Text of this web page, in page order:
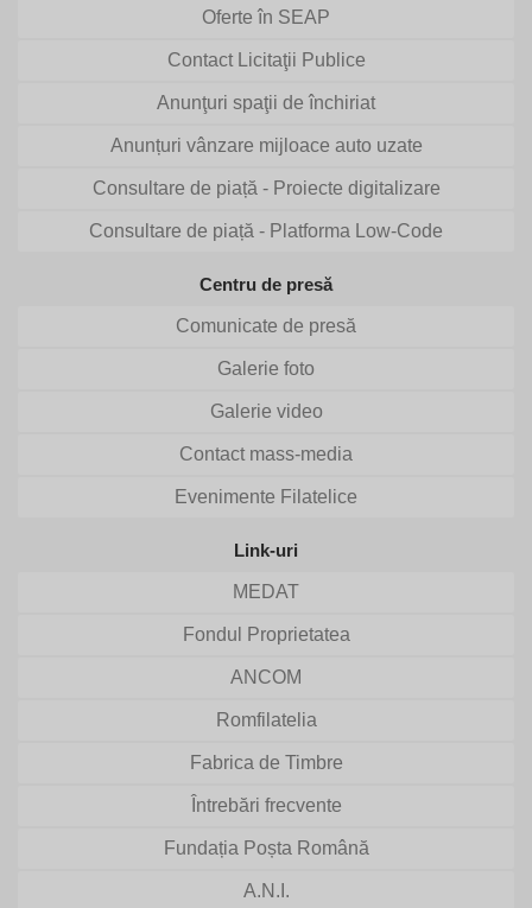
Oferte în SEAP
Contact Licitaţii Publice
Anunţuri spaţii de închiriat
Anunțuri vânzare mijloace auto uzate
Consultare de piață - Proiecte digitalizare
Consultare de piață - Platforma Low-Code
Centru de presă
Comunicate de presă
Galerie foto
Galerie video
Contact mass-media
Evenimente Filatelice
Link-uri
MEDAT
Fondul Proprietatea
ANCOM
Romfilatelia
Fabrica de Timbre
Întrebări frecvente
Fundația Poșta Română
A.N.I.